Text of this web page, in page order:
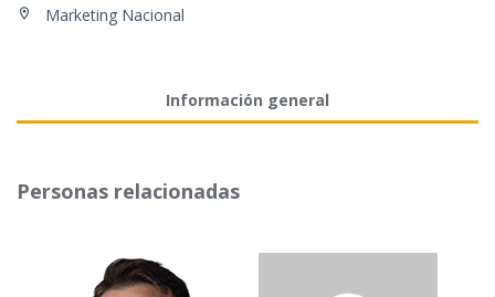
Marketing Nacional
Información general
Personas relacionadas